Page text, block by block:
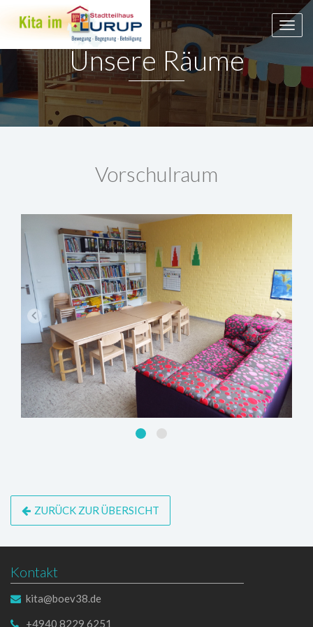
Unsere Räume
Vorschulraum
ZURÜCK ZUR ÜBERSICHT
Kontakt
kita@boev38.de
+4940 8229 6251